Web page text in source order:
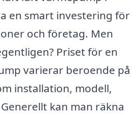
en smart investering för
och företag. Men
Priset för en
varierar beroende på
installation, modell,
kan man räkna